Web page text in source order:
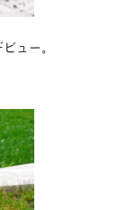
ュー。